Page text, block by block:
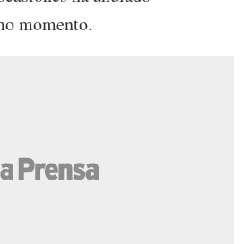
momento.